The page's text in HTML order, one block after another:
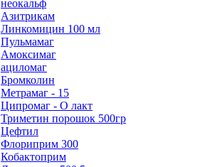
неокальф
Азитрикам
Линкомицин 100 мл
Пульмамаг
Амоксимаг
ациломаг
Бромколин
Метрамаг - 15
Ципромаг - О лакт
Триметин порошок 500гр
Цефтил
Флориприм 300
Кобактоприм